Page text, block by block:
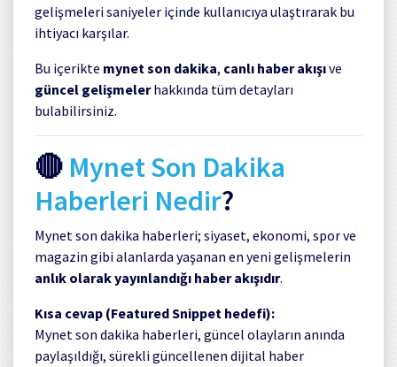
gelişmeleri saniyeler içinde kullanıcıya ulaştırarak bu
ihtiyacı karşılar.
Bu içerikte mynet son dakika, canlı haber akışıve
güncel gelişmelerhakkında tüm detayları
bulabilirsiniz.
🔴 Mynet Son Dakika
Haberleri Nedir?
Mynet son dakika haberleri; siyaset, ekonomi, spor ve
magazin gibi alanlarda yaşanan en yeni gelişmelerin
anlık olarak yayınlandığı haber akışıdır.
Kısa cevap (Featured Snippet hedefi):
Mynet son dakika haberleri, güncel olayların anında
paylaşıldığı, sürekli güncellenen dijital haber